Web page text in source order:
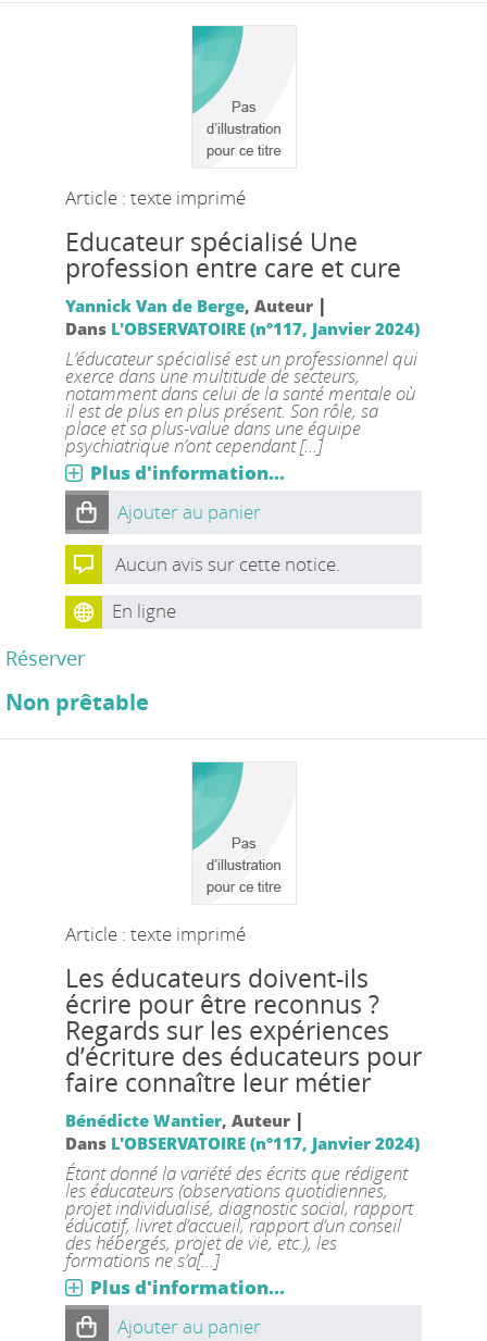
Article : texte imprimé
Educateur spécialisé Une
profession entre care et cure
Yannick Van de Berge, Auteur |
Dans L'OBSERVATOIRE (n°117, Janvier 2024)
L’éducateur spécialisé est un professionnel qui
exerce dans une multitude de secteurs,
notamment dans celui de la santé mentale où
il est de plus en plus présent. Son rôle, sa
place et sa plus-value dans une équipe
psychiatrique n’ont cependant [...]
Plus d'information...
Ajouter au panier
Aucun avis sur cette notice.
En ligne
Réserver
Non prêtable
Article : texte imprimé
Les éducateurs doivent-ils
écrire pour être reconnus ?
Regards sur les expériences
d’écriture des éducateurs pour
faire connaître leur métier
Bénédicte Wantier, Auteur |
Dans L'OBSERVATOIRE (n°117, Janvier 2024)
Étant donné la variété des écrits que rédigent
les éducateurs (observations quotidiennes,
projet individualisé, diagnostic social, rapport
éducatif, livret d’accueil, rapport d’un conseil
des hébergés, projet de vie, etc.), les
formations ne s’a[...]
Plus d'information...
Ajouter au panier